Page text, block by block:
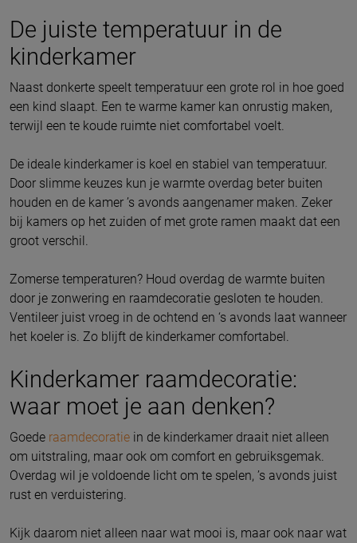
De juiste temperatuur in de
kinderkamer
Naast donkerte speelt temperatuur een grote rol in hoe goed
een kind slaapt. Een te warme kamer kan onrustig maken,
terwijl een te koude ruimte niet comfortabel voelt.
De ideale kinderkamer is koel en stabiel van temperatuur.
Door slimme keuzes kun je warmte overdag beter buiten
houden en de kamer ’s avonds aangenamer maken. Zeker
bij kamers op het zuiden of met grote ramen maakt dat een
groot verschil.
Zomerse temperaturen? Houd overdag de warmte buiten
door je zonwering en raamdecoratie gesloten te houden.
Ventileer juist vroeg in de ochtend en ‘s avonds laat wanneer
het koeler is. Zo blijft de kinderkamer comfortabel.
Kinderkamer raamdecoratie:
waar moet je aan denken?
Goede raamdecoratie in de kinderkamer draait niet alleen
om uitstraling, maar ook om comfort en gebruiksgemak.
Overdag wil je voldoende licht om te spelen, ’s avonds juist
rust en verduistering.
Kijk daarom niet alleen naar wat mooi is, maar ook naar wat